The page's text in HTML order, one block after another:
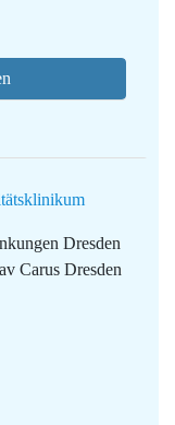
Dresden
Carus Dresden